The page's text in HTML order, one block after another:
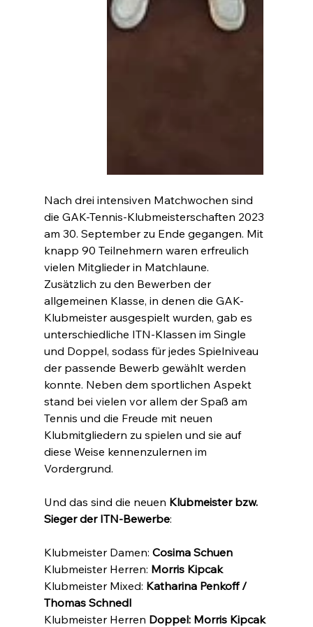
Nach drei intensiven Matchwochen sind
die GAK-Tennis-Klubmeisterschaften 2023
am 30. September zu Ende gegangen. Mit
knapp 90 Teilnehmern waren erfreulich
vielen Mitglieder in Matchlaune.
Zusätzlich zu den Bewerben der
allgemeinen Klasse, in denen die GAK-
Klubmeister ausgespielt wurden, gab es
unterschiedliche ITN-Klassen im Single
und Doppel, sodass für jedes Spielniveau
der passende Bewerb gewählt werden
konnte. Neben dem sportlichen Aspekt
stand bei vielen vor allem der Spaß am
Tennis und die Freude mit neuen
Klubmitgliedern zu spielen und sie auf
diese Weise kennenzulernen im
Vordergrund.
Und das sind die neuen Klubmeister bzw.
Sieger der ITN-Bewerbe:
Klubmeister Damen: Cosima Schuen
Klubmeister Herren: Morris Kipcak
Klubmeister Mixed: Katharina Penkoff /
Thomas Schnedl
Klubmeister Herren Doppel: Morris Kipcak